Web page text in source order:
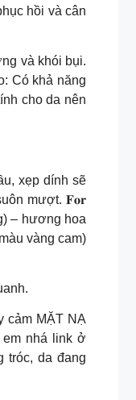
hồi và cân
và khói bụi.
Có khả năng
cho da nên
xẹp dính sẽ
mượt. 𝐅𝐨𝐫
– hương hoa
vàng cam)
cảm MẶT NẠ
nhá link ở
tróc, da đang